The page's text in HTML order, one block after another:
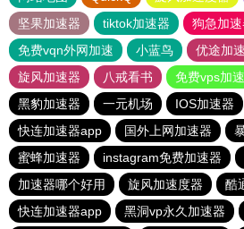
坚果加速器
tiktok加速器
狗急加
免费vqn外网加速
小蓝鸟 优途加
旋风加速器
八戒看书
免费vps加
黑豹加速器
一元机场 IOS加速器
快连加速器app
国外上网加速器
蜜蜂加速器
instagram免费加速器
加速器哪个好用
旋风加速度器
酷
快连加速器app
黑洞vp永久加速器